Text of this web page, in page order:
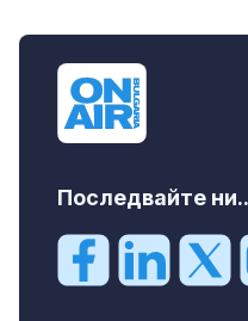
Последвайте